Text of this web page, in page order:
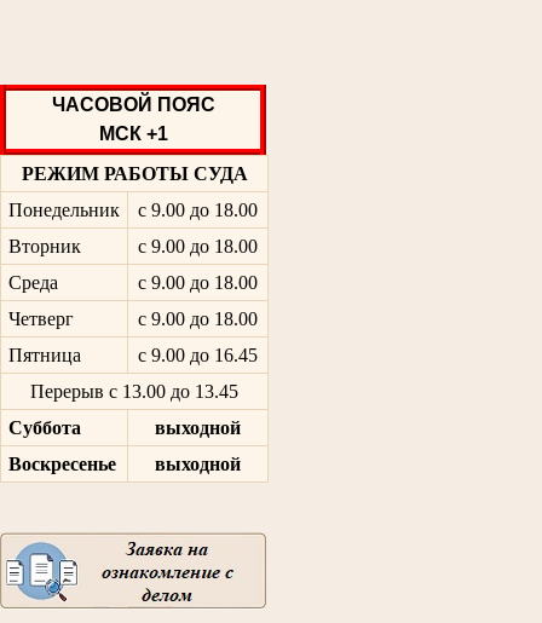
ЧАСОВОЙ ПОЯС
МСК +1
РЕЖИМ РАБОТЫ СУДА
Понедельник
с 9.00 до 18.00
Вторник
с 9.00 до 18.00
Среда
с 9.00 до 18.00
Четверг
с 9.00 до 18.00
Пятница
с 9.00 до 16.45
Перерыв с 13.00 до 13.45
Суббота
выходной
Воскресенье
выходной